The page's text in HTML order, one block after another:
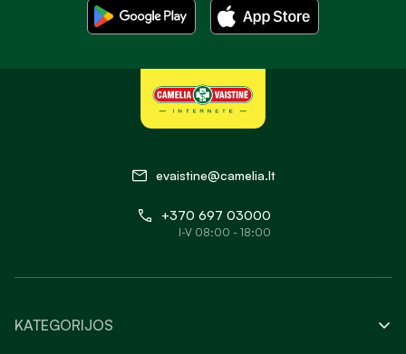
evaistine@camelia.lt
+370 697 03000
I-V 08:00 - 18:00
KATEGORIJOS